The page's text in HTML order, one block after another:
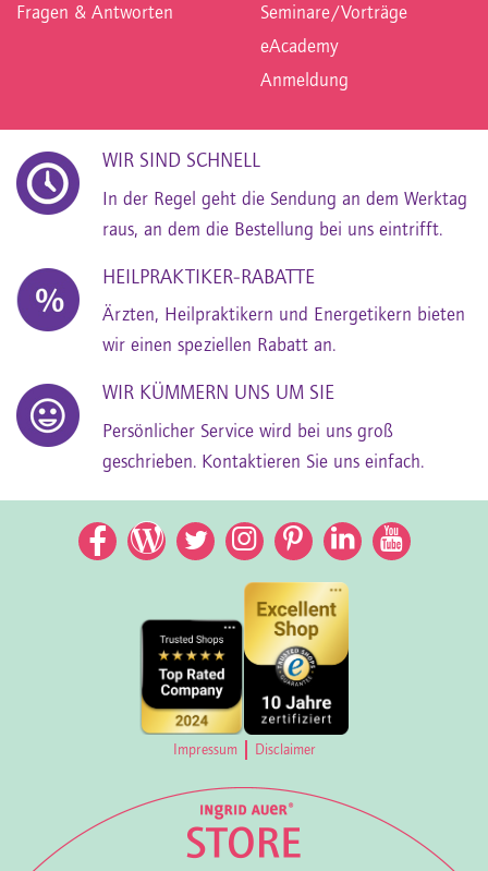
Fragen & Antworten
Seminare/Vorträge
eAcademy
Anmeldung
WIR SIND SCHNELL
In der Regel geht die Sendung an dem Werktag
raus, an dem die Bestellung bei uns eintrifft.
HEILPRAKTIKER-RABATTE
Ärzten, Heilpraktikern und Energetikern bieten
wir einen speziellen Rabatt an.
WIR KÜMMERN UNS UM SIE
Persönlicher Service wird bei uns groß
geschrieben. Kontaktieren Sie uns einfach.
Facebook
Facebook
TwitterInstagram
Pinterest
LinkedIn
Impressum Disclaimer